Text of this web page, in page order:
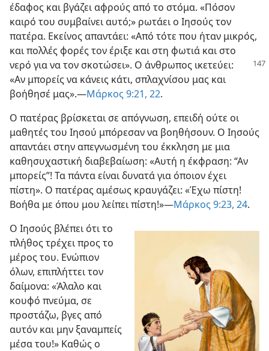
έδαφος και βγάζει αφρούς από το στόμα. «Πόσον
καιρό του συμβαίνει αυτό;» ρωτάει ο Ιησούς τον
πατέρα. Εκείνος απαντάει: «Από τότε που ήταν μικρός,
και πολλές φορές τον έριξε και στη φωτιά και στο
νερό για να τον σκοτώσει». Ο άνθρωπος ικετεύει:
«Αν μπορείς να κάνεις κάτι, σπλαχνίσου μας και
βοήθησέ μας».​—Μάρκος 9:21, 22.
Ο πατέρας βρίσκεται σε απόγνωση, επειδή ούτε οι
μαθητές του Ιησού μπόρεσαν να βοηθήσουν. Ο Ιησούς
απαντάει στην απεγνωσμένη του έκκληση με μια
καθησυχαστική διαβεβαίωση: «Αυτή η έκφραση: “Αν
μπορείς”! Τα πάντα είναι δυνατά για όποιον έχει
πίστη». Ο πατέρας αμέσως κραυγάζει: «Έχω πίστη!
Βοήθα με όπου μου λείπει πίστη!»​—Μάρκος 9:23, 24.
Ο Ιησούς βλέπει ότι το
πλήθος τρέχει προς το
μέρος του. Ενώπιον
όλων, επιπλήττει τον
δαίμονα: «Άλαλο και
κουφό πνεύμα, σε
προστάζω, βγες από
αυτόν και μην ξαναμπείς
μέσα του!» Καθώς ο